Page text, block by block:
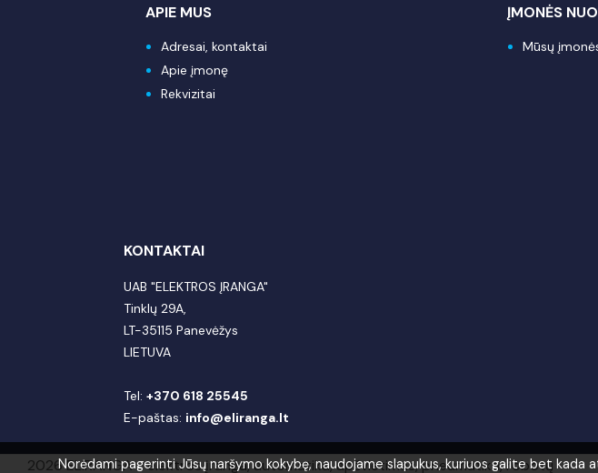
Norėdami pagerinti Jūsų naršymo kokybę, naudojame slapukus, kuriuos galite bet
APIE MUS
Adresai, kontaktai
Apie įmonę
Rekvizitai
ĮMONĖS
Mūsų
KONTAKTAI
UAB "ELEKTROS ĮRANGA"
Tinklų 29A,
LT-35115 Panevėžys
LIETUVA
Tel:+370 618 25545
E-paštas: info@eliranga.lt
2026 ELIRANGA = elektros įranga, automatika, apšvietimas, pneumatika, robotų